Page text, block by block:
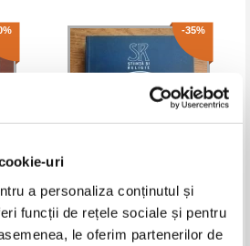
uri
a personaliza conținutul și
funcții de rețele sociale și pentru
le oferim partenerilor de
-35%
intalneste religia. Adversare,